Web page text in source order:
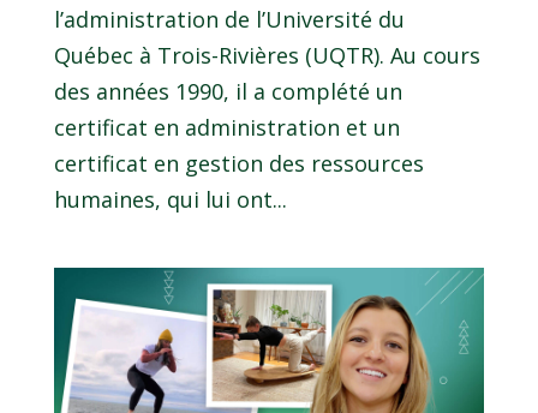
l’administration de l’Université du
Québec à Trois-Rivières (UQTR). Au cours
des années 1990, il a complété un
certificat en administration et un
certificat en gestion des ressources
humaines, qui lui ont...